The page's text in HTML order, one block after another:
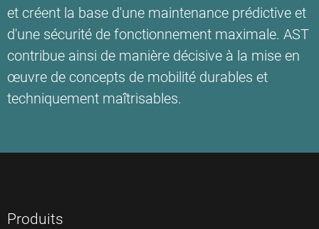
et créent la base d'une maintenance prédictive et
d'une sécurité de fonctionnement maximale. AST
contribue ainsi de manière décisive à la mise en
œuvre de concepts de mobilité durables et
techniquement maîtrisables.
Produits